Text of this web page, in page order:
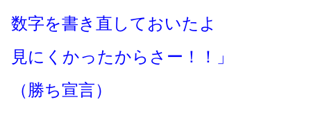
数字を書き直しておいたよ
見にくかったからさー！！」
（勝ち宣言）